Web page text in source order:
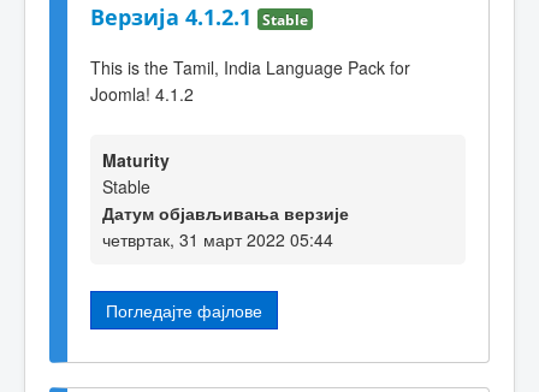
Верзија 4.1.2.1 Stable
This is the Tamil, India Language Pack for
Joomla! 4.1.2
Maturity
Stable
Датум објављивања верзије
четвртак, 31 март 2022 05:44
Погледајте фајлове